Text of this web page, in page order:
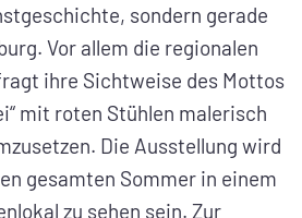
sondern gerade
Vor allem die regionalen
ihre Sichtweise des Mottos
mit roten Stühlen malerisch
Die Ausstellung wird
gesamten Sommer in einem
zu sehen sein. Zur